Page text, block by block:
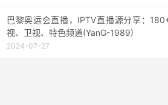
巴黎奥运会直播，IPTV直播源分享：
视、卫视、特色频道(YanG-1989)
2024-07-27